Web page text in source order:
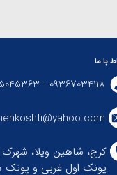
با ما
09367034118 - 09195045363
کرج، شاهین ویلا، شهرک
پونک اول غربی و پونک